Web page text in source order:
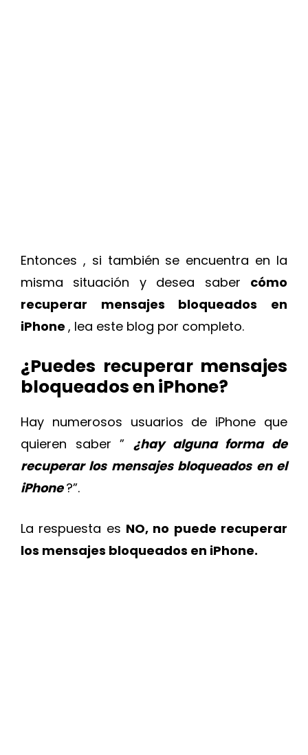
Entonces , si también se encuentra en la
misma situación y desea saber cómo
recuperar mensajes bloqueados en
iPhone , lea este blog por completo.
¿Puedes recuperar mensajes
bloqueados en iPhone?
Hay numerosos usuarios de iPhone que
quieren saber ” ¿hay alguna forma de
recuperar los mensajes bloqueados en el
iPhone?”.
La respuesta es NO, no puede recuperar
los mensajes bloqueados en iPhone.